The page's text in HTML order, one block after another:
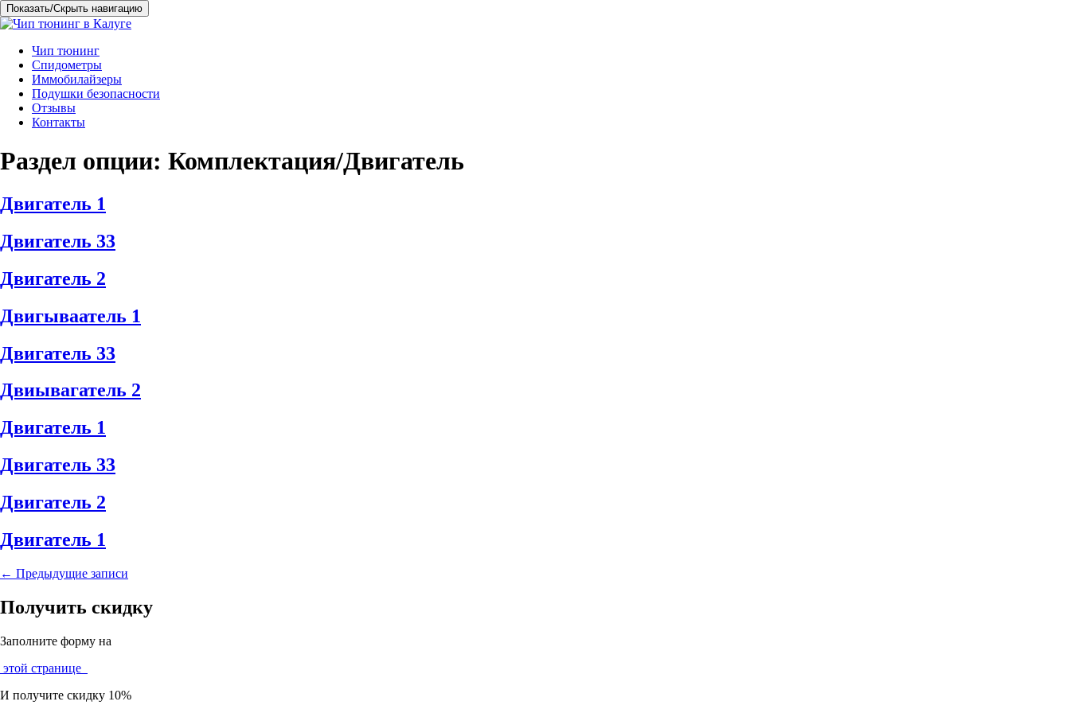
Показать/Скрыть навигацию
Перейти
содержимому
Чип тюнинг
Спидометры
Иммобилайзеры
Подушки безопасности
Отзывы
Контакты
Раздел опции: Комплектация/Двигатель
Двигатель 1
Двигатель 33
Двигатель 2
Двигываатель 1
Двигатель 33
Двиывагатель 2
Двигатель 1
Двигатель 33
Двигатель 2
Двигатель 1
Навигация
по
записям
← Предыдущие записи
Получить скидку
Заполните форму на
этой странице
И получите скидку 10%